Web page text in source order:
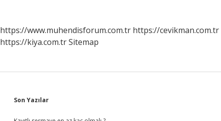
https://www.muhendisforum.com.tr https://cevikman.com.tr
https://kiya.com.trSitemap
Sidebar
Son Yazılar